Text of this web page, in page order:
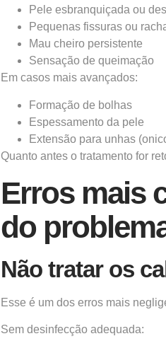
Pele esbranquiçada ou
Pequenas fissuras ou
Mau cheiro persistente
Sensação de queimação
Em casos mais avançados:
Formação de bolhas
Espessamento da pele
Extensão para unhas
Quanto antes o tratamento for
Erros mais
do
Não tratar os
Esse é um dos erros mais
Sem desinfecção adequada: